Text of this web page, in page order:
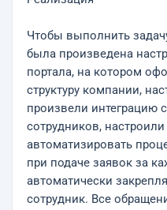
Чтобы выполнить
была произведена
портала, на котором
структуру компании,
произвели интеграцию
сотрудников,
автоматизировать
при подаче заявок за
автоматически
сотрудник. Все